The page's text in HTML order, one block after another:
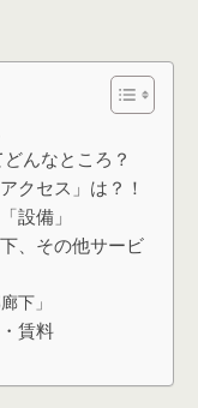
んなところ？
クセス」は？！
設備」
、その他サービ
下」
賃料